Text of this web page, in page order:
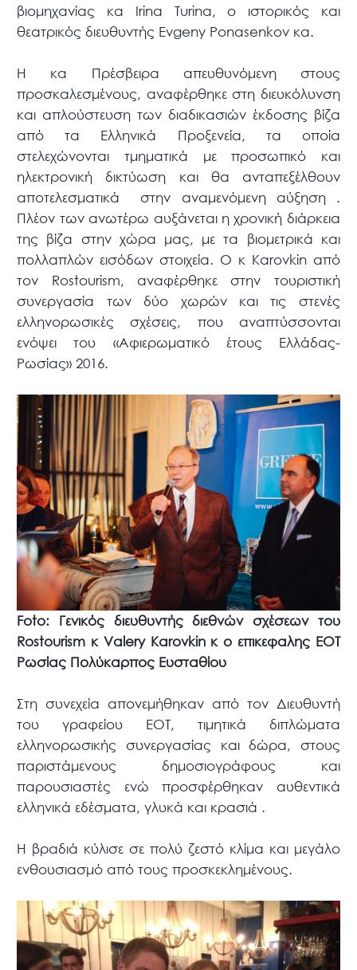
βιομηχανίας κα Irina Turina, ο ιστορικός και
θεατρικός διευθυντής Evgeny Ponasenkov κα.
Η κα Πρέσβειρα απευθυνόμενη στους
προσκαλεσμένους, αναφέρθηκε στη διευκόλυνση
και απλούστευση των διαδικασιών έκδοσης βίζα
από τα Ελληνικά Προξενεία, τα οποία
στελεχώνονται τμηματικά με προσωπικό και
ηλεκτρονική δικτύωση και θα ανταπεξέλθουν
αποτελεσματικά στην αναμενόμενη αύξηση .
Πλέον των ανωτέρω αυξάνεται η χρονική διάρκεια
της βίζα στην χώρα μας, με τα βιομετρικά και
πολλαπλών εισόδων στοιχεία. Ο κ Karovkin από
τον Rostourism, αναφέρθηκε στην τουριστική
συνεργασία των δύο χωρών και τις στενές
ελληνορωσικές σχέσεις, που αναπτύσσονται
ενόψει του «Αφιερωματικό έτους Ελλάδας-
Ρωσίας» 2016.
Foto: Γενικός διευθυντής διεθνών σχέσεων του
Rostourism κ Valery Karovkin κ o επικεφαλης ΕΟΤ
Ρωσίας Πολύκαρπος Ευσταθίου
Στη συνεχεία απονεμήθηκαν από τον Διευθυντή
του γραφείου ΕΟΤ, τιμητικά διπλώματα
ελληνορωσικής συνεργασίας και δώρα, στους
παριστάμενους δημοσιογράφους και
παρουσιαστές ενώ προσφέρθηκαν αυθεντικά
ελληνικά εδέσματα, γλυκά και κρασιά .
Η βραδιά κύλισε σε πολύ ζεστό κλίμα και μεγάλο
ενθουσιασμό από τους προσκεκλημένους.